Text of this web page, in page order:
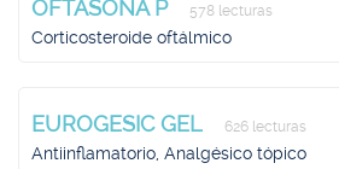
OFTASONA P 578 lecturas
Corticosteroide oftálmico
EUROGESIC GEL 626 lecturas
Antiinflamatorio, Analgésico tópico